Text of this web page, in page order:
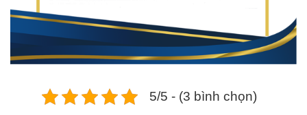
5/5 - (3 bình chọn)